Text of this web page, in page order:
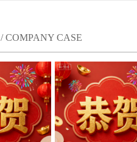
/ COMPANY CASE